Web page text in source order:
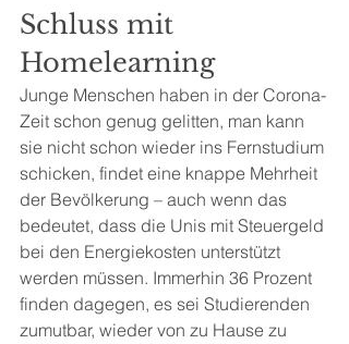
Schluss mit
Homelearning
Junge Menschen haben in der Corona-
Zeit schon genug gelitten, man kann
sie nicht schon wieder ins Fernstudium
schicken, findet eine knappe Mehrheit
der Bevölkerung – auch wenn das
bedeutet, dass die Unis mit Steuergeld
bei den Energiekosten unterstützt
werden müssen. Immerhin 36 Prozent
finden dagegen, es sei Studierenden
zumutbar, wieder von zu Hause zu